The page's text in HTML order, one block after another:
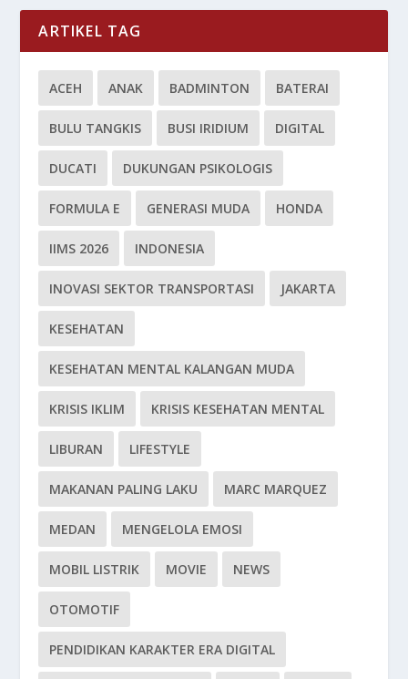
ARTIKEL TAG
ACEH ANAK BADMINTON BATERAI
BULU TANGKIS BUSI IRIDIUM DIGITAL
DUCATI DUKUNGAN PSIKOLOGIS
FORMULA E GENERASI MUDA HONDA
IIMS 2026 INDONESIA
INOVASI SEKTOR TRANSPORTASI JAKARTA
KESEHATAN
KESEHATAN MENTAL KALANGAN MUDA
KRISIS IKLIM KRISIS KESEHATAN MENTAL
LIBURAN LIFESTYLE
MAKANAN PALING LAKU MARC MARQUEZ
MEDAN MENGELOLA EMOSI
MOBIL LISTRIK MOVIE NEWS
OTOMOTIF
PENDIDIKAN KARAKTER ERA DIGITAL